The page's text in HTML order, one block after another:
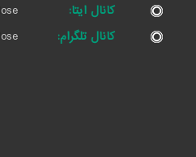
کانال ایتا:
کانال تلگرام: